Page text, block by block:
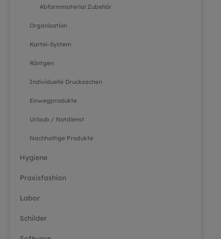
Abformmaterial Zubehör
Organisation
Kartei-System
Röntgen
Individuelle Drucksachen
Einwegprodukte
Urlaub / Notdienst
Nachhaltige Produkte
Hygiene
Praxisfashion
Labor
Schilder